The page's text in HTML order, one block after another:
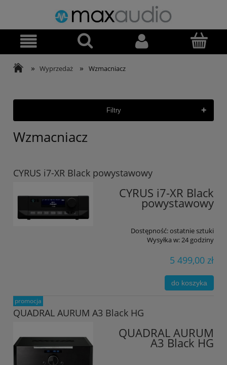
» Wyprzedaż » Wzmacniacz
Filtry +
Wzmacniacz
CYRUS i7-XR Black powystawowy
CYRUS i7-XR Black
powystawowy
Dostępność:ostatnie sztuki
Wysyłka w:24 godziny
5 499,00 zł
do koszyka
QUADRAL AURUM A3 Black HG
QUADRAL AURUM
A3 Black HG
promocja